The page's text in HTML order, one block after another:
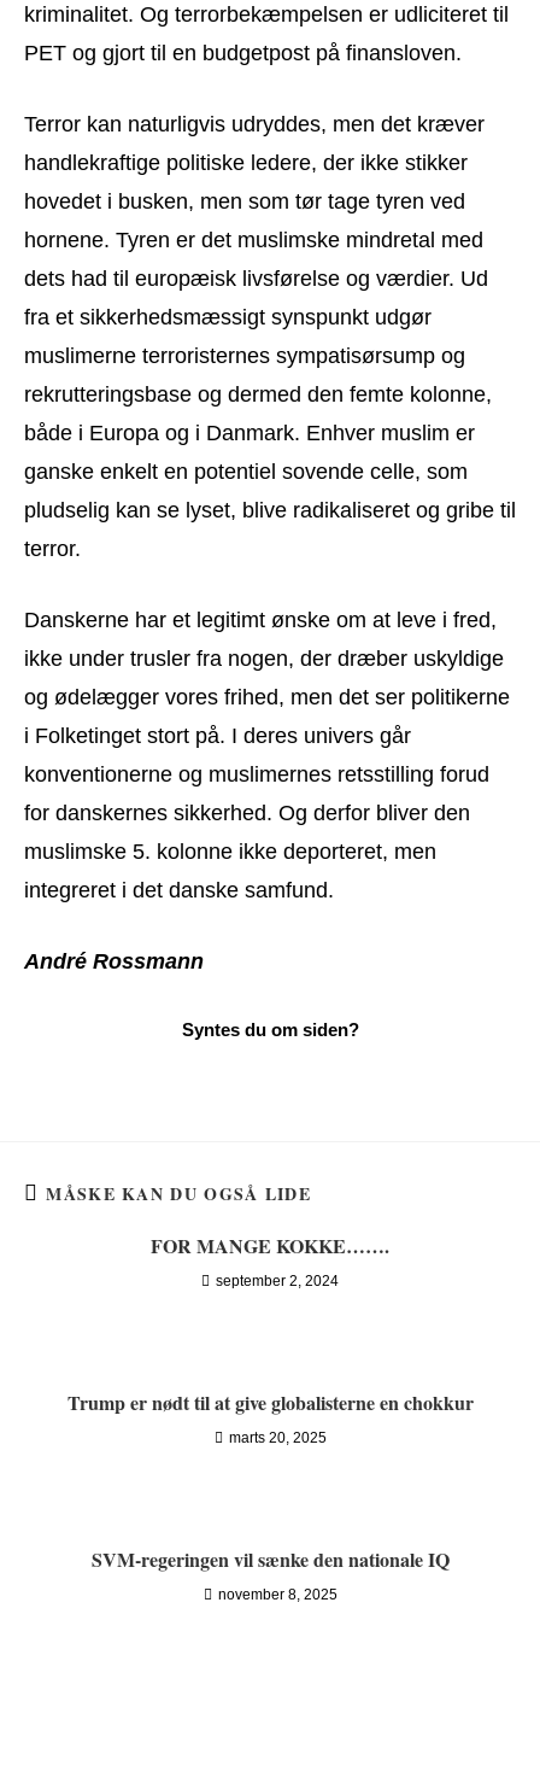
kriminalitet. Og terrorbekæmpelsen er udliciteret til
PET og gjort til en budgetpost på finansloven.
Terror kan naturligvis udryddes, men det kræver
handlekraftige politiske ledere, der ikke stikker
hovedet i busken, men som tør tage tyren ved
hornene. Tyren er det muslimske mindretal med
dets had til europæisk livsførelse og værdier. Ud
fra et sikkerhedsmæssigt synspunkt udgør
muslimerne terroristernes sympatisørsump og
rekrutteringsbase og dermed den femte kolonne,
både i Europa og i Danmark. Enhver muslim er
ganske enkelt en potentiel sovende celle, som
pludselig kan se lyset, blive radikaliseret og gribe til
terror.
Danskerne har et legitimt ønske om at leve i fred,
ikke under trusler fra nogen, der dræber uskyldige
og ødelægger vores frihed, men det ser politikerne
i Folketinget stort på. I deres univers går
konventionerne og muslimernes retsstilling forud
for danskernes sikkerhed. Og derfor bliver den
muslimske 5. kolonne ikke deporteret, men
integreret i det danske samfund.
André Rossmann
MÅSKE KAN DU OGSÅ LIDE
FOR MANGE KOKKE…….
september 2, 2024
Trump er nødt til at give globalisterne en chokkur
marts 20, 2025
SVM-regeringen vil sænke den nationale IQ
november 8, 2025